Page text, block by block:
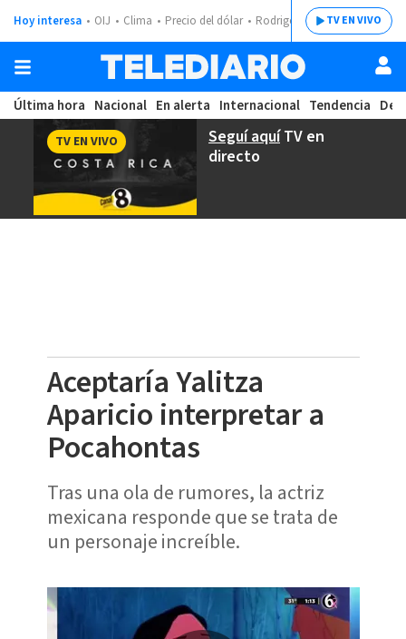
Hoy interesa OIJ Clima Precio del dólar Rodrigo ChavesTV EN VIVO
Última hora Nacional En alerta Internacional Tendencia
Seguí aquíTV en
directo
TV EN VIVO
Aceptaría Yalitza
Aparicio interpretar a
Pocahontas
Tras una ola de rumores, la actriz
mexicana responde que se trata de
un personaje increíble.